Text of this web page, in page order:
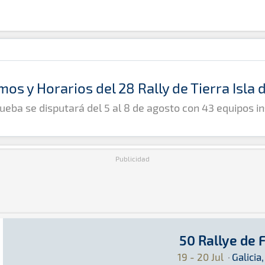
y Horarios del 28 Rally de Tierra Isla
se disputará del 5 al 8 de agosto con 43 equipos
Publicidad
50 Rallye de
19 - 20 Jul ·
Rally · 50 Rallye de Ferrol: Aquí podrás
Galicia, España